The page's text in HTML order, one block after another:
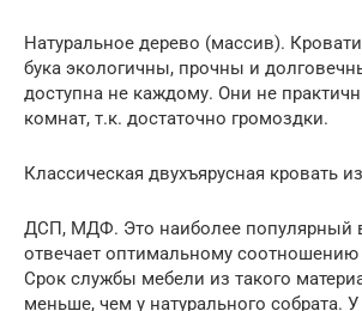
Натуральное дерево (массив).
бука экологичны, прочны и
доступна не каждому. Они не
комнат, т.к. достаточно громоздки.
Классическая двухъярусная кровать
ДСП, МДФ. Это наиболее популярный
отвечает оптимальному соотношению
Срок службы мебели из такого
меньше, чем у натурального собрата.